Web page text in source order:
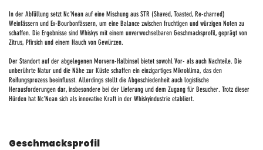
In der Abfüllung setzt Nc'Nean auf eine Mischung aus STR (Shaved, Toasted, Re-charred)
Weinfässern und Ex-Bourbonfässern, um eine Balance zwischen fruchtigen und würzigen Noten zu
schaffen. Die Ergebnisse sind Whiskys mit einem unverwechselbaren Geschmacksprofil, geprägt von
Zitrus, Pfirsich und einem Hauch von Gewürzen.
Der Standort auf der abgelegenen Morvern-Halbinsel bietet sowohl Vor- als auch Nachteile. Die
unberührte Natur und die Nähe zur Küste schaffen ein einzigartiges Mikroklima, das den
Reifungsprozess beeinflusst. Allerdings stellt die Abgeschiedenheit auch logistische
Herausforderungen dar, insbesondere bei der Lieferung und dem Zugang für Besucher. Trotz dieser
Hürden hat Nc'Nean sich als innovative Kraft in der Whiskyindustrie etabliert.
Geschmacksprofil